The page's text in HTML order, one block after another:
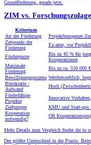
News & Updates
ZIM-
beachten müsst